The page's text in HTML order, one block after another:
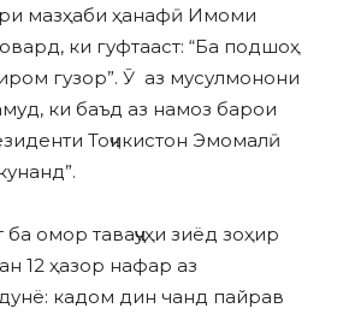
мазҳаби ҳанафӣ Имоми
ки гуфтааст: “Ба подшоҳ
гузор”. Ӯ аз мусулмонони
ки баъд аз намоз барои
Тоҷикистон Эмомалӣ
омор таваҷҷуҳи зиёд зоҳир
12 ҳазор нафар аз
кадом дин чанд пайрав